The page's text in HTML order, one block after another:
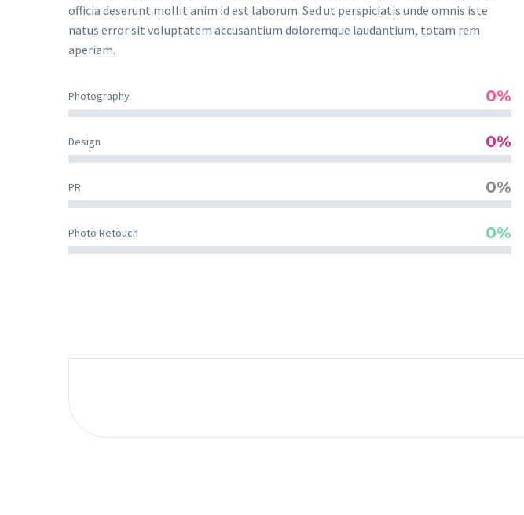
officia deserunt mollit anim id est laborum. Sed ut perspiciatis unde omnis iste
natus error sit voluptatem accusantium doloremque laudantium, totam rem
aperiam.
Photography 0%
Design 0%
PR 0%
Photo Retouch 0%